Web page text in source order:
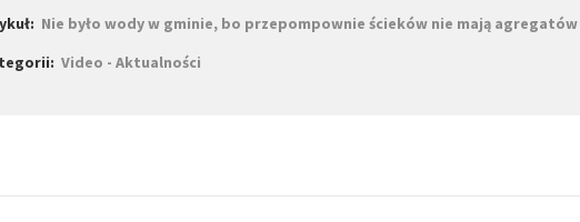
Nie było wody w gminie, bo przepompownie ścieków nie mają agregatów
Video - Aktualności